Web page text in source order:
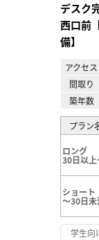
デスク
西口前
備】
アクセス
間取り
築年数
プラン
ロング
30日以
ショート
～30日未
学生向